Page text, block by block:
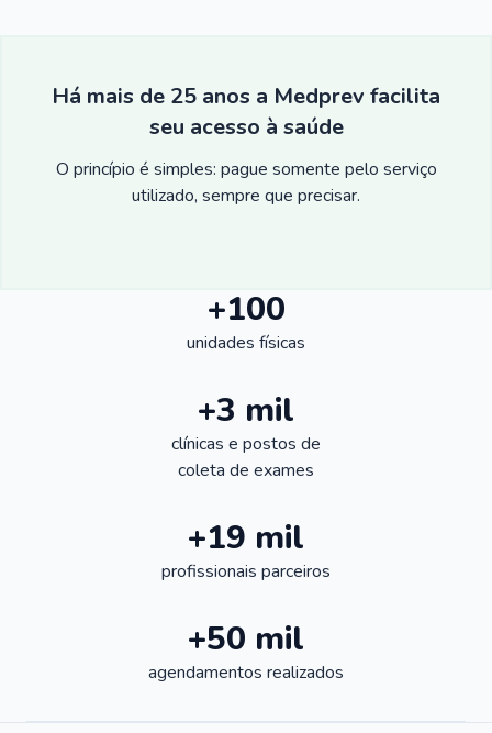
Há mais de 25 anos a Medprev facilita
seu acesso à saúde
O princípio é simples: pague somente pelo serviço
utilizado, sempre que precisar.
+100
unidades físicas
+3 mil
clínicas e postos de
coleta de exames
+19 mil
profissionais parceiros
+50 mil
agendamentos realizados